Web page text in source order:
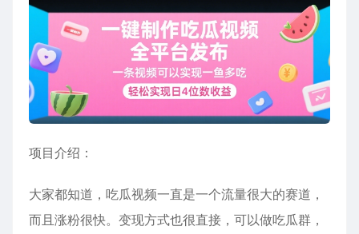
项目介绍：
大家都知道，吃瓜视频一直是一个流量很大的赛道，
而且涨粉很快。变现方式也很直接，可以做吃瓜群，